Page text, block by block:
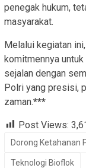
penegak hukum,
masyarakat.
Melalui kegiatan
komitmennya
sejalan dengan
Polri yang presisi,
zaman.***
Post Views:
Dorong Ketahanan
Teknologi Bioflok